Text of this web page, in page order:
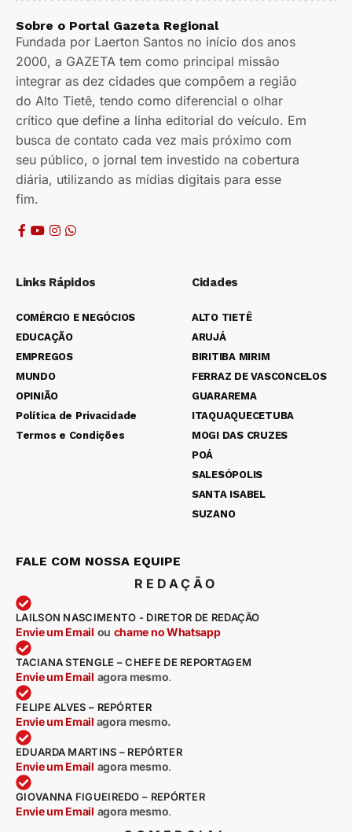
Sobre o Portal Gazeta Regional
Fundada por Laerton Santos no início dos anos
2000, a GAZETA tem como principal missão
integrar as dez cidades que compõem a região
do Alto Tietê, tendo como diferencial o olhar
crítico que define a linha editorial do veículo. Em
busca de contato cada vez mais próximo com
seu público, o jornal tem investido na cobertura
diária, utilizando as mídias digitais para esse
fim.
Links Rápidos
COMÉRCIO E NEGÓCIOS
EDUCAÇÃO
EMPREGOS
MUNDO
OPINIÃO
Política de Privacidade
Termos e Condições
Cidades
ALTO TIETÊ
ARUJÁ
BIRITIBA MIRIM
FERRAZ DE VASCONCELOS
GUARAREMA
ITAQUAQUECETUBA
MOGI DAS CRUZES
POÁ
SALESÓPOLIS
SANTA ISABEL
SUZANO
FALE COM NOSSA EQUIPE
REDAÇÃO
LAILSON NASCIMENTO - DIRETOR DE REDAÇÃO
Envie um Email ou chame no Whatsapp
TACIANA STENGLE – CHEFE DE REPORTAGEM
Envie um Email agora mesmo.
FELIPE ALVES – REPÓRTER
Envie um Email agora mesmo.
EDUARDA MARTINS – REPÓRTER
Envie um Email agora mesmo.
GIOVANNA FIGUEIREDO – REPÓRTER
Envie um Email agora mesmo.